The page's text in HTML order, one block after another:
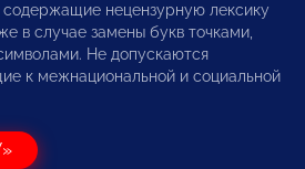
нецензурную лексику
в случае замены букв точками,
Не допускаются
к межнациональной и социальной